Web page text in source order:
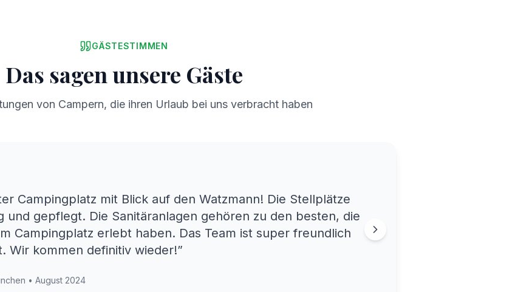
GÄSTESTIMMEN
Das sagen unsere Gäste
von Campern, die ihren Urlaub bei uns verbracht haben
Campingplatz mit Blick auf den Watzmann! Die Stellplätze
und gepflegt. Die Sanitäranlagen gehören zu den besten, die
Campingplatz erlebt haben. Das Team ist super freundlich
Wir kommen definitiv wieder!”
• August 2024